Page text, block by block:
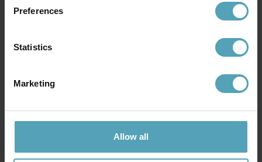
Preferences
Statistics
Marketing
Allow all
LUCIDE
Goosy Soft Ø50 taklampa
LUCIDE
Extravaganza Chimp Ø18
479 kr
Rek. 599 kr